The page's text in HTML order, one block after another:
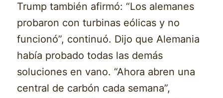
Trump también afirmó: “Los alemanes
probaron con turbinas eólicas y no
funcionó”, continuó. Dijo que Alemania
había probado todas las demás
soluciones en vano. “Ahora abren una
central de carbón cada semana”,